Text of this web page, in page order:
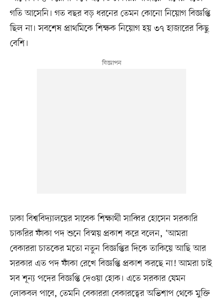
গতি আসেনি। গত বছর বড় ধরনের তেমন কোনো নিয়োগ বিজ্ঞপ্তি
ছিল না। সবশেষ প্রাথমিকে শিক্ষক নিয়োগ হয় ৩৭ হাজারের কিছু
বেশি।
ঢাকা বিশ্ববিদ্যালয়ের সাবেক শিক্ষার্থী সাব্বির হোসেন সরকারি
চাকরির ফাঁকা পদ শুনে বিস্ময় প্রকাশ করে বলেন, ‘আমরা
বেকাররা চাতকের মতো নতুন বিজ্ঞপ্তির দিকে তাকিয়ে আছি আর
সরকার এত পদ ফাঁকা রেখে বিজ্ঞপ্তি প্রকাশ করছে না! আমরা চাই
সব শূন্য পদের বিজ্ঞপ্তি দেওয়া হোক। এতে সরকার যেমন
লোকবল পাবে, তেমনি বেকাররা বেকারত্বের অভিশাপ থেকে মুক্তি